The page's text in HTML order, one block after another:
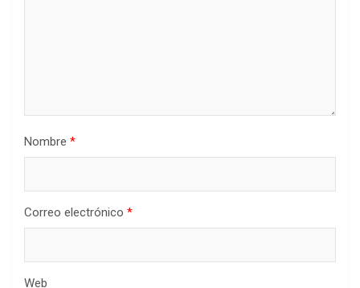
Nombre *
Correo electrónico *
Web